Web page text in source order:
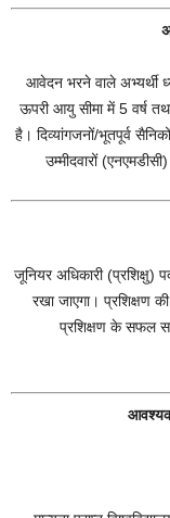
आवेदन भरने वाले अभ्यर्थी
ऊपरी आयु सीमा में 5 वर्ष
है। दिव्यांगजनों/भूतपूर्व
उम्मीदवारों
जूनियर अधिकारी (प्रशिक्षु)
रखा जाएगा। प्रशिक्षण
प्रशिक्षण के सफल